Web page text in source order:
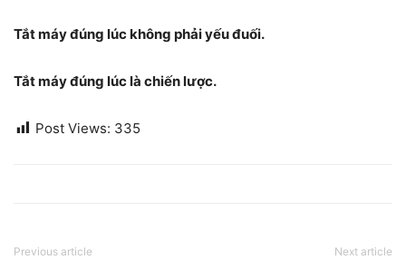
Tắt máy đúng lúc không phải yếu đuối.
Tắt máy đúng lúc là chiến lược.
Post Views: 335
Previous article Next article